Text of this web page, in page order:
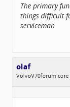
The primary
things difficult
serviceman
olaf
VolvoV70forum
Geslacht:
Berichten:
2128